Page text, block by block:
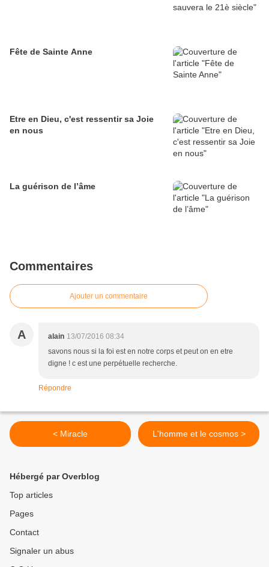
Fête de Sainte Anne
Etre en Dieu, c'est ressentir sa Joie
en nous
La guérison de l’âme
Commentaires
Ajouter un commentaire
A alain 13/07/2016 08:34
savons nous si la foi est en notre corps et peut on en etre
digne ! c est une perpétuelle recherche.
Répondre
< Miracle L'homme et le cosmos >
Hébergé par Overblog
Top articles
Pages
Contact
Signaler un abus